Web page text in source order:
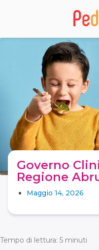
Governo
Regione
Maggio 14, 2026
Tempo di lettura: 5 minuti